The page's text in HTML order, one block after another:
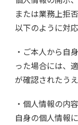
または業務上拒
以下のように対
・ご本人から自
った場合には、
が確認されたう
・個人情報の内
自身の個人情報